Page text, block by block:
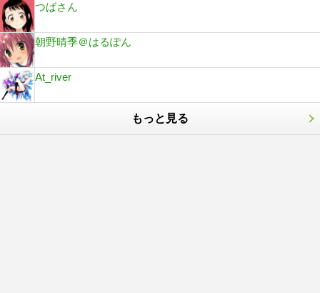
つばさん
朝野晴季＠はるぽん
At_river
もっと見る